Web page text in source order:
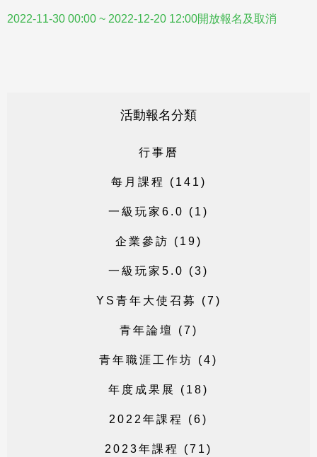
2022-11-30 00:00 ~ 2022-12-20 12:00開放報名及取消
活動報名分類
行事 曆
每 月 課 程 ( 1 4 1 )
一 級 玩家 6 . 0 ( 1 )
企 業 參 訪 ( 1 9)
一 級 玩家 5 . 0 (3)
Y S 青年 大 使 召 募 (7 )
青年論壇 (7 )
青年職涯 工 作坊 (4)
年 度 成果 展 ( 1 8)
2 0 2 2 年課 程 (6)
2 0 2 3年課 程 (7 1 )